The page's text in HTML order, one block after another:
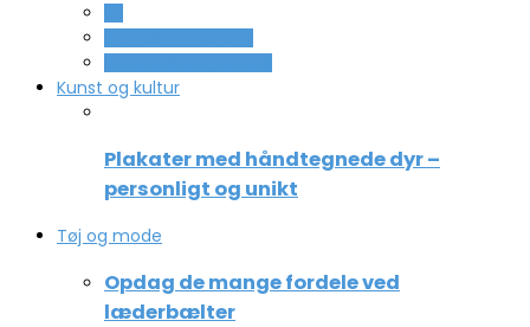
Kunst og kultur
Plakater med håndtegnede dyr –
personligt og unikt
Tøj og mode
Opdag de mange fordele ved
læderbælter